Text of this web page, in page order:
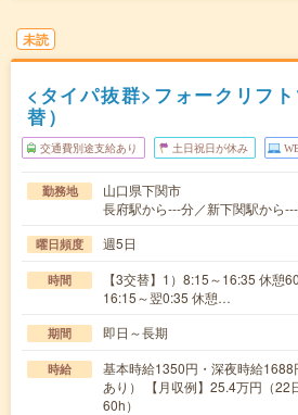
未読
<タイパ抜群>フォークリフ
替）
交通費別途支給あり 土日祝日が休み
勤務地
山口県下関市
長府駅から---分／新下関駅から
曜日頻度 週5日
時間
【3交替】1）8:15～16:35 休憩
16:15～翌0:35 休憩…
期間 即日～長期
時給
基本時給1350円・深夜時給
あり） 【月収例】25.4万円（22
60h）